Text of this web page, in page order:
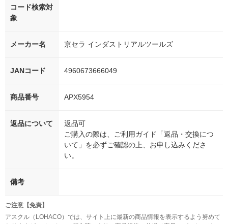
コード検索対
象
メーカー名 京セラ インダストリアルツールズ
JANコード 4960673666049
商品番号 APX5954
返品について
返品可
ご購入の際は、ご利用ガイド「返品・交換につ
いて」を必ずご確認の上、お申し込みくださ
い。
備考
ご注意【免責】
アスクル（LOHACO）では、サイト上に最新の商品情報を表示するよう努めて